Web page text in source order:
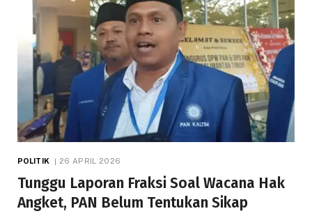
POLITIK 26 APRIL 2026
Tunggu Laporan Fraksi Soal Wacana Hak
Angket, PAN Belum Tentukan Sikap